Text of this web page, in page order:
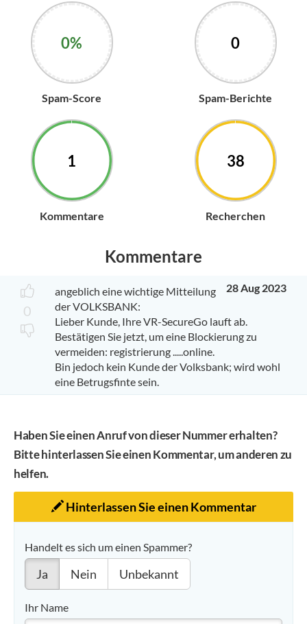
0%
Spam-Score
0
Spam-Berichte
1
Kommentare
38
Recherchen
Kommentare
0
28 Aug 2023
angeblich eine wichtige Mitteilung
der VOLKSBANK:
Lieber Kunde, Ihre VR-SecureGo lauft ab.
Bestätigen Sie jetzt, um eine Blockierung zu
vermeiden: registrierung .....online.
Bin jedoch kein Kunde der Volksbank; wird wohl
eine Betrugsfinte sein.
Haben Sie einen Anruf von dieser Nummer erhalten?
Bitte hinterlassen Sie einen Kommentar, um anderen zu
helfen.
Hinterlassen Sie einen Kommentar
Handelt es sich um einen Spammer?
Ja Nein Unbekannt
Ihr Name